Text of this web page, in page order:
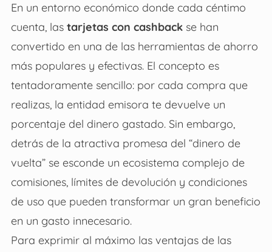
En un entorno económico donde cada céntimo
cuenta, las tarjetas con cashbackse han
convertido en una de las herramientas de ahorro
más populares y efectivas. El concepto es
tentadoramente sencillo: por cada compra que
realizas, la entidad emisora te devuelve un
porcentaje del dinero gastado. Sin embargo,
detrás de la atractiva promesa del “dinero de
vuelta” se esconde un ecosistema complejo de
comisiones, límites de devolución y condiciones
de uso que pueden transformar un gran beneficio
en un gasto innecesario.
Para exprimir al máximo las ventajas de las